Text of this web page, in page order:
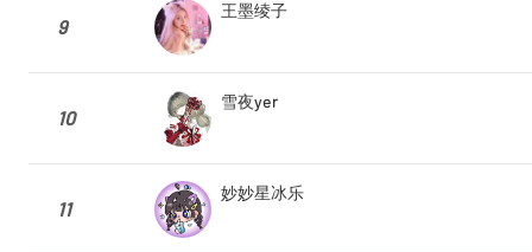
9
王墨绫子
10
雪夜yer
11
妙妙星冰乐